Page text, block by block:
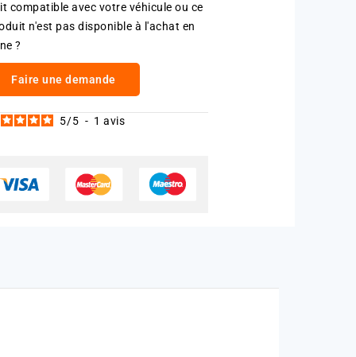
compatible avec votre véhicule ou ce
n'est pas disponible à l'achat en
?
Faire une demande
5/5 - 1avis